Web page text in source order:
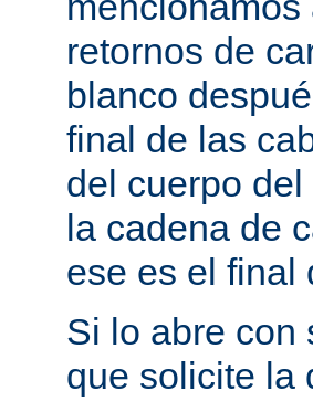
retornos de
blanco
final de las
del cuerpo
la cadena de
ese es el final
Si lo abre con
que solicite la